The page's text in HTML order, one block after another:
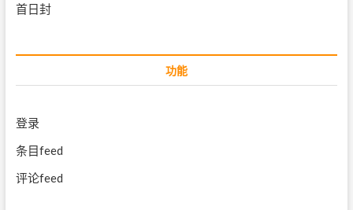
首日封
功能
登录
条目feed
评论feed